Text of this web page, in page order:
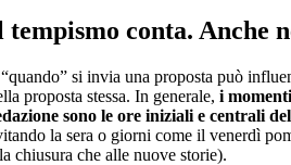
tempismo conta. Anche
si invia una proposta può
proposta stessa. In generale, i
sono le ore iniziali e centrali
la sera o giorni come il venerdì
chiusura che alle nuove storie).